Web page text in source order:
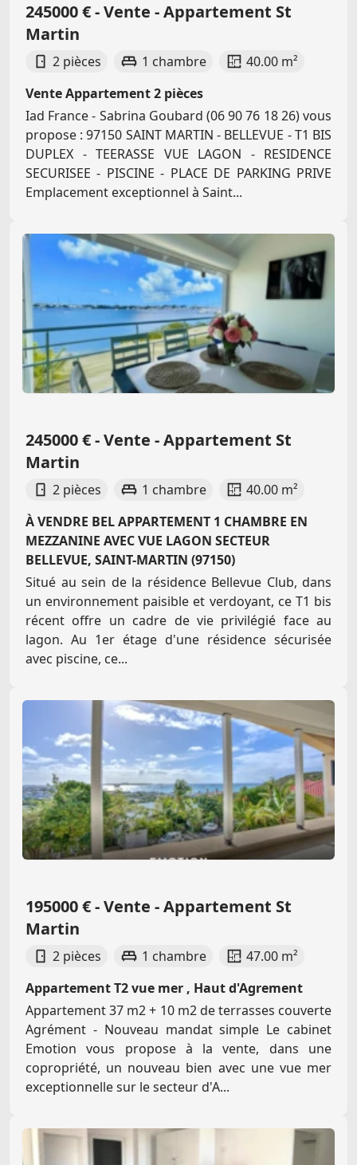
245000 € - Vente - Appartement St
Martin
2 pièces 1 chambre
40.00 m²
Vente Appartement 2 pièces
Iad France - Sabrina Goubard (06 90 76 18 26) vous
propose : 97150 SAINT MARTIN - BELLEVUE - T1 BIS
DUPLEX - TEERASSE VUE LAGON - RESIDENCE
SECURISEE - PISCINE - PLACE DE PARKING PRIVE
Emplacement exceptionnel à Saint...
245000 € - Vente - Appartement St
Martin
2 pièces 1 chambre
40.00 m²
À VENDRE BEL APPARTEMENT 1 CHAMBRE EN
MEZZANINE AVEC VUE LAGON SECTEUR
BELLEVUE, SAINT-MARTIN (97150)
Situé au sein de la résidence Bellevue Club, dans
un environnement paisible et verdoyant, ce T1 bis
récent offre un cadre de vie privilégié face au
lagon. Au 1er étage d'une résidence sécurisée
avec piscine, ce...
195000 € - Vente - Appartement St
Martin
2 pièces 1 chambre
47.00 m²
Appartement T2 vue mer , Haut d'Agrement
Appartement 37 m2 + 10 m2 de terrasses couverte
Agrément - Nouveau mandat simple Le cabinet
Emotion vous propose à la vente, dans une
copropriété, un nouveau bien avec une vue mer
exceptionnelle sur le secteur d'A...